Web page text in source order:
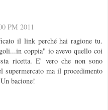
PM 2011
il link perché hai ragione tu.
coppia" io avevo quello coi
ricetta. E' vero che non sono
ma il procedimento
bacione!